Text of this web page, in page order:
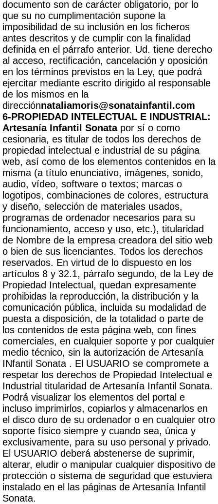
documento son de carácter obligatorio, por lo
que su no cumplimentación supone la
imposibilidad de su inclusión en los ficheros
antes descritos y de cumplir con la finalidad
definida en el párrafo anterior. Ud. tiene derecho
al acceso, rectificación, cancelación y oposición
en los términos previstos en la Ley, que podrá
ejercitar mediante escrito dirigido al responsable
de los mismos en la
direcciónnataliamoris@sonatainfantil.com
6-PROPIEDAD INTELECTUAL E INDUSTRIAL:
Artesanía Infantil Sonatapor sí o como
cesionaria, es titular de todos los derechos de
propiedad intelectual e industrial de su página
web, así como de los elementos contenidos en la
misma (a título enunciativo, imágenes, sonido,
audio, vídeo, software o textos; marcas o
logotipos, combinaciones de colores, estructura
y diseño, selección de materiales usados,
programas de ordenador necesarios para su
funcionamiento, acceso y uso, etc.), titularidad
de Nombre de la empresa creadora del sitio web
o bien de sus licenciantes. Todos los derechos
reservados. En virtud de lo dispuesto en los
artículos 8 y 32.1, párrafo segundo, de la Ley de
Propiedad Intelectual, quedan expresamente
prohibidas la reproducción, la distribución y la
comunicación pública, incluida su modalidad de
puesta a disposición, de la totalidad o parte de
los contenidos de esta página web, con fines
comerciales, en cualquier soporte y por cualquier
medio técnico, sin la autorización de Artesanía
INfantil Sonata . El USUARIO se compromete a
respetar los derechos de Propiedad Intelectual e
Industrial titularidad de Artesanía Infantil Sonata.
Podrá visualizar los elementos del portal e
incluso imprimirlos, copiarlos y almacenarlos en
el disco duro de su ordenador o en cualquier otro
soporte físico siempre y cuando sea, única y
exclusivamente, para su uso personal y privado.
El USUARIO deberá abstenerse de suprimir,
alterar, eludir o manipular cualquier dispositivo de
protección o sistema de seguridad que estuviera
instalado en el las páginas de Artesanía Infantil
Sonata.